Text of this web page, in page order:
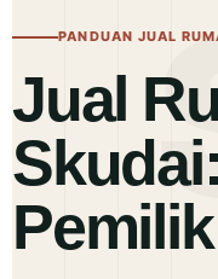
PANDUAN JUAL
Jual